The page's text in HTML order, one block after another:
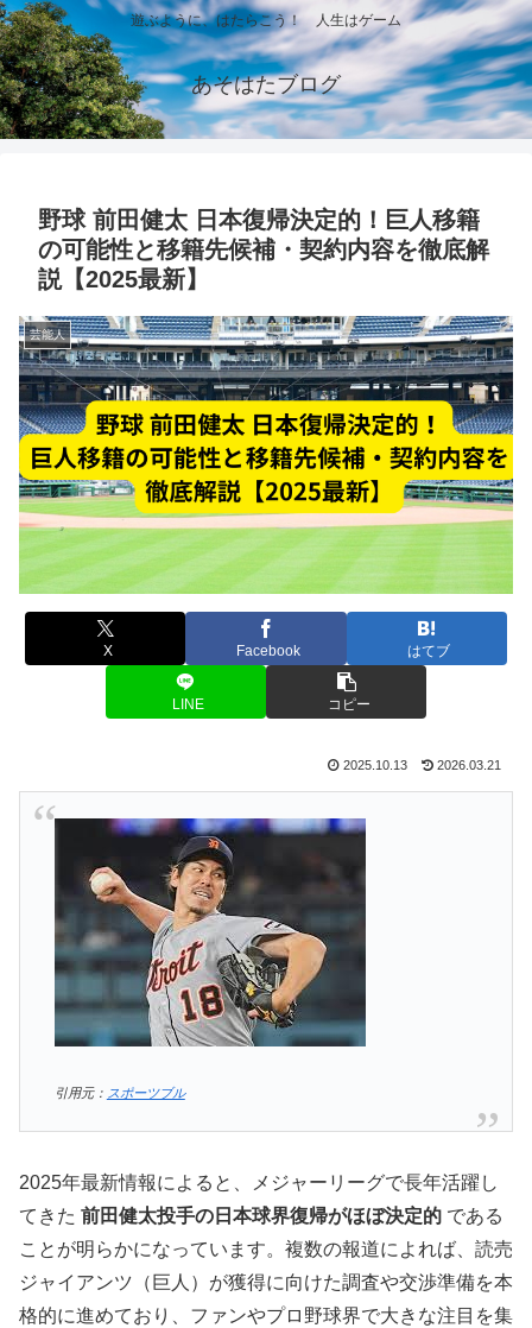
遊ぶように、はたらこう！ 人生はゲーム
あそはたブログ
野球 前田健太 日本復帰決定的！巨人移籍
の可能性と移籍先候補・契約内容を徹底解
説【2025最新】
芸能人
X Facebook はてブ
LINE コピー
2025.10.13 2026.03.21
引用元： スポーツブル
2025年最新情報によると、メジャーリーグで長年活躍し
てきた 前田健太投手の日本球界復帰がほぼ決定的 である
ことが明らかになっています。複数の報道によれば、読売
ジャイアンツ（巨人）が獲得に向けた調査や交渉準備を本
格的に進めており、ファンやプロ野球界で大きな注目を集